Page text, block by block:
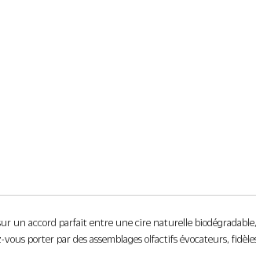
un accord parfait entre une cire naturelle
porter par des assemblages olfactifs évocateurs,